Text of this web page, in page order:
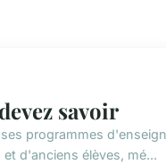
savoir
programmes
d'anciens élèves, mé...